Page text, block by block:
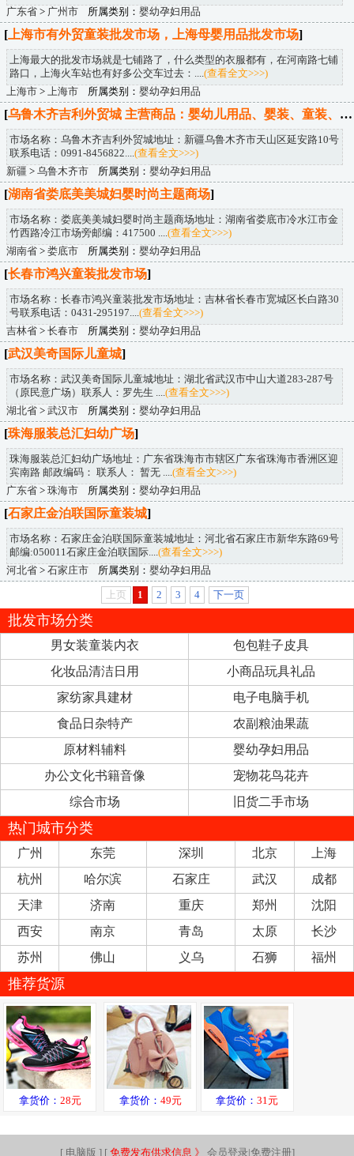
广东省 > 广州市 所属类别： 婴幼孕妇用品
[ 上海市有外贸童装批发市场，上海母婴用品批发市场]
上海最大的批发市场就是七铺路了，什么类型的衣服都有，在河南路七铺
路口，上海火车站也有好多公交车过去：.... (查看全文>>>)
上海市 > 上海市 所属类别： 婴幼孕妇用品
[乌鲁木齐吉利外贸城 主营商品：婴幼儿用品、婴装、童装、童鞋、玩具、童车、文体用品等
市场名称：乌鲁木齐吉利外贸城地址：新疆乌鲁木齐市天山区延安路10号
联系电话：0991-8456822.... (查看全文>>>)
新疆 > 乌鲁木齐市 所属类别： 婴幼孕妇用品
[湖南省娄底美美城妇婴时尚主题商场]
市场名称：娄底美美城妇婴时尚主题商场地址：湖南省娄底市冷水江市金
竹西路冷江市场旁邮编：417500 .... (查看全文>>>)
湖南省 > 娄底市 所属类别： 婴幼孕妇用品
[长春市鸿兴童装批发市场]
市场名称：长春市鸿兴童装批发市场地址：吉林省长春市宽城区长白路30
号联系电话：0431-295197.... (查看全文>>>)
吉林省 > 长春市 所属类别： 婴幼孕妇用品
[武汉美奇国际儿童城]
市场名称：武汉美奇国际儿童城地址：湖北省武汉市中山大道283-287号
（原民意广场）联系人：罗先生 .... (查看全文>>>)
湖北省 > 武汉市 所属类别： 婴幼孕妇用品
[珠海服装总汇妇幼广场]
珠海服装总汇妇幼广场地址：广东省珠海市市辖区广东省珠海市香洲区迎
宾南路 邮政编码： 联系人： 暂无 .... (查看全文>>>)
广东省 > 珠海市 所属类别： 婴幼孕妇用品
[石家庄金泊联国际童装城]
市场名称：石家庄金泊联国际童装城地址：河北省石家庄市新华东路69号
邮编:050011石家庄金泊联国际.... (查看全文>>>)
河北省 > 石家庄市 所属类别： 婴幼孕妇用品
上页 1 2 3 4 下一页
批发市场分类
男女装童装内衣
包包鞋子皮具
化妆品清洁日用
小商品玩具礼品
家纺家具建材
电子电脑手机
食品日杂特产
农副粮油果蔬
原材料辅料
婴幼孕妇用品
办公文化书籍音像
宠物花鸟花卉
综合市场
旧货二手市场
热门城市分类
广州 东莞 深圳 北京
上海
杭州
哈尔滨 石家庄 武汉
成都
天津
济南 重庆 郑州
沈阳
西安
南京 青岛 太原
长沙
苏州
佛山 义乌 石狮 福州
推荐货源
拿货价： 28元 拿货价： 49元 拿货价：31元
[ 电脑版 ] [ 免费发布供求信息 》 会员登录|免费注册]